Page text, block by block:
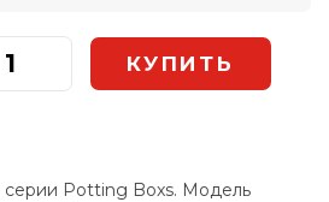
серии Potting Boxs. Модель